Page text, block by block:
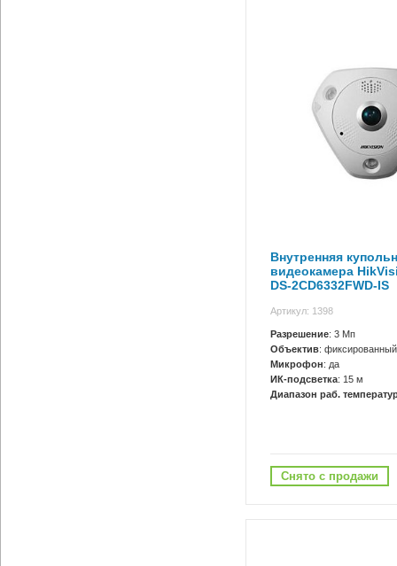
Внутренняя
видеокамера
DS-2CD6332FWD-IS
Артикул: 1398
Разрешение: 3 Мп
Объектив: фиксированный
Микрофон: да
ИК-подсветка: 15 м
Диапазон раб.
Снято с продажи